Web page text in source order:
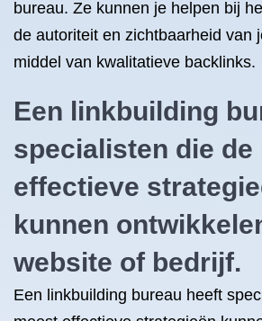
bureau. Ze kunnen je helpen bij
de autoriteit en zichtbaarheid van
middel van kwalitatieve backlinks.
Een linkbuilding
specialisten die de
effectieve
kunnen
website of bedrijf.
Een linkbuilding bureau heeft